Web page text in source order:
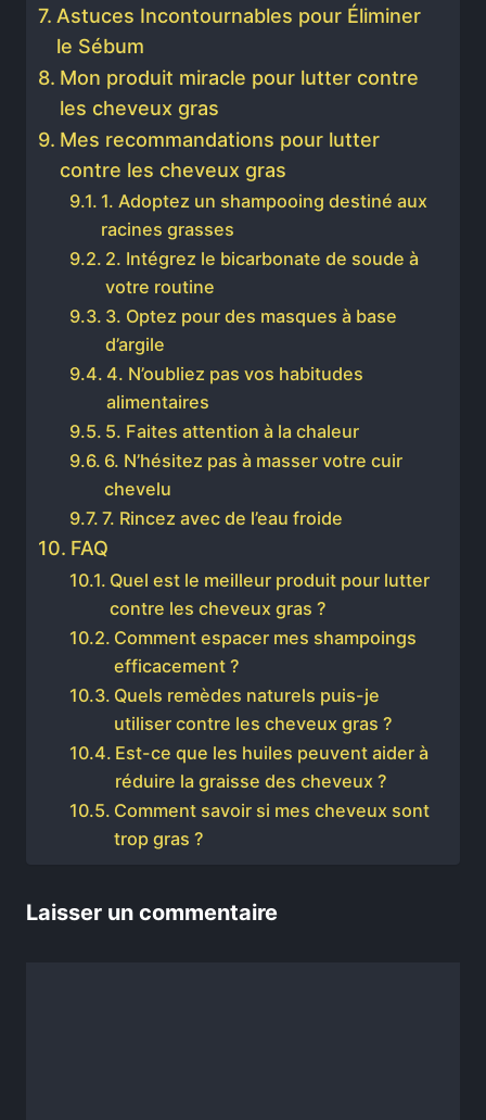
Astuces Incontournables pour Éliminer
le Sébum
Mon produit miracle pour lutter contre
les cheveux gras
Mes recommandations pour lutter
contre les cheveux gras
1. Adoptez un shampooing destiné aux
racines grasses
2. Intégrez le bicarbonate de soude à
votre routine
3. Optez pour des masques à base
d’argile
4. N’oubliez pas vos habitudes
alimentaires
5. Faites attention à la chaleur
6. N’hésitez pas à masser votre cuir
chevelu
7. Rincez avec de l’eau froide
FAQ
Quel est le meilleur produit pour lutter
contre les cheveux gras ?
Comment espacer mes shampoings
efficacement ?
Quels remèdes naturels puis-je
utiliser contre les cheveux gras ?
Est-ce que les huiles peuvent aider à
réduire la graisse des cheveux ?
Comment savoir si mes cheveux sont
trop gras ?
Laisser un commentaire